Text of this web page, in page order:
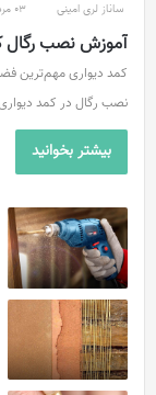
ساناز لری امینی 03 مرداد 1401
آموزش نصب رگال
کمد دیواری مهم‌ترین
نصب رگال در کمد
بیشتر بخوانید